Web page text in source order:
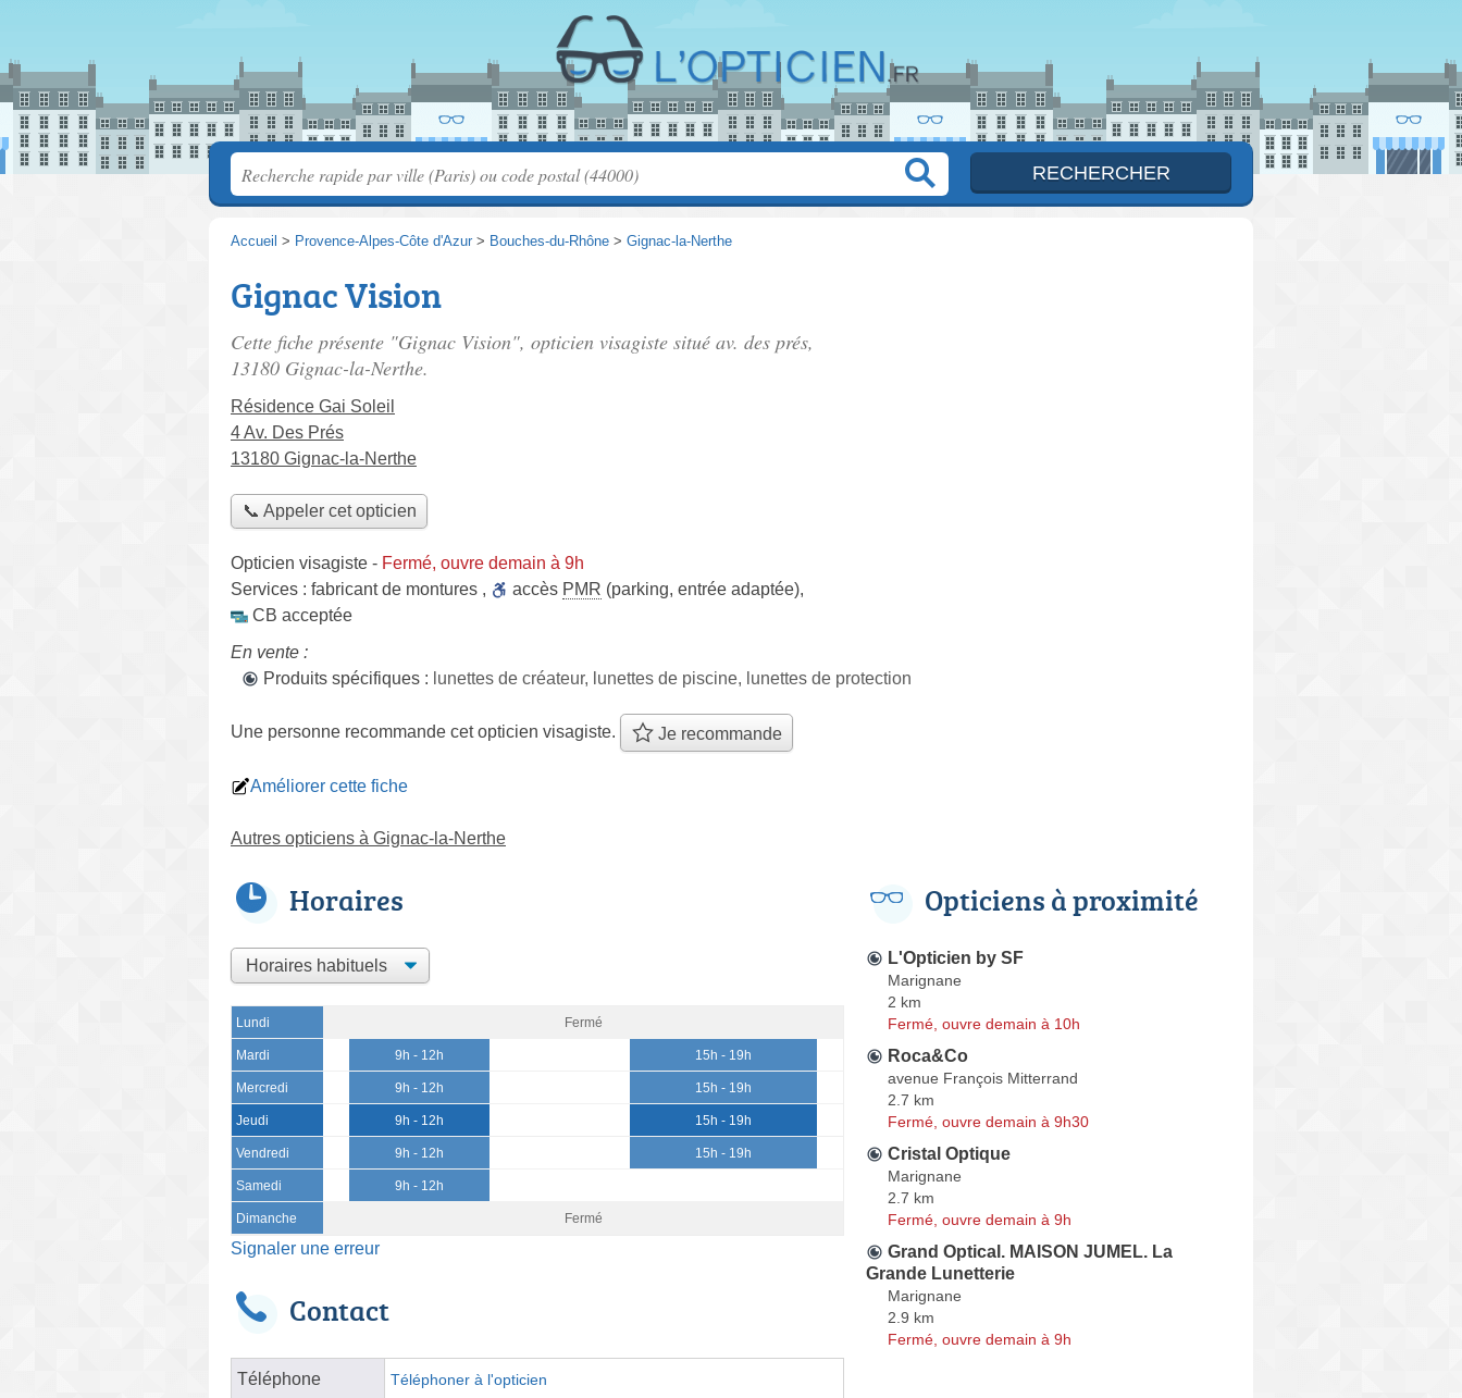
Accueil > Provence-Alpes-Côte d'Azur > Bouches-du-Rhône > Gignac-la-Nerthe
Gignac Vision
Cette fiche présente "Gignac Vision", opticien visagiste situé av. des prés,
13180 Gignac-la-Nerthe.
Résidence Gai Soleil
4 Av. Des Prés
13180 Gignac-la-Nerthe
📞 Appeler cet opticien
Opticien visagiste - Fermé, ouvre demain à 9h
Services : fabricant de montures , accès PMR (parking, entrée adaptée),
CB acceptée
En vente :
Produits spécifiques : lunettes de créateur, lunettes de piscine, lunettes de protection
Une personne recommande cet opticien visagiste. Je recommande
Améliorer cette fiche
Autres opticiens à Gignac-la-Nerthe
Horaires
Lundi Fermé
Mardi 9h - 12h 15h - 19h
Mercredi 9h - 12h 15h - 19h
Jeudi 9h - 12h 15h - 19h
Vendredi 9h - 12h 15h - 19h
Samedi 9h - 12h
Dimanche Fermé
Signaler une erreur
Contact
Téléphone Téléphoner à l'opticien
Opticiens à proximité
L'Opticien by SF
Marignane
2 km
Fermé, ouvre demain à 10h
Roca&Co
avenue François Mitterrand
2.7 km
Fermé, ouvre demain à 9h30
Cristal Optique
Marignane
2.7 km
Fermé, ouvre demain à 9h
Grand Optical. MAISON JUMEL. La
Grande Lunetterie
Marignane
2.9 km
Fermé, ouvre demain à 9h